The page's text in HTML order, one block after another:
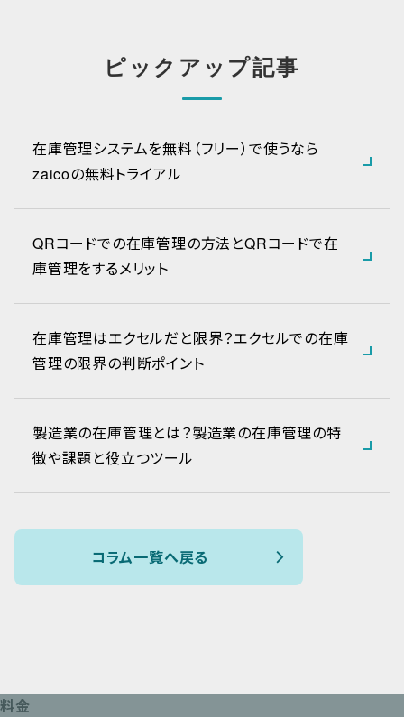
ピックアップ記事
在庫管理システムを無料（フリー）で使うなら
zaicoの無料トライアル
QRコードでの在庫管理の方法とQRコードで在
庫管理をするメリット
在庫管理はエクセルだと限界？エクセルでの在庫
管理の限界の判断ポイント
製造業の在庫管理とは？製造業の在庫管理の特
徴や課題と役立つツール
コラム一覧へ戻る
料金